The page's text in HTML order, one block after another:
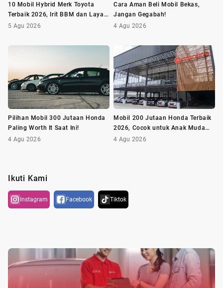
10 Mobil Hybrid Merk Toyota
Terbaik 2026, Irit BBM dan Layak
Dibeli
5 Agu 2026
Cara Aman Beli Mobil Bekas,
Jangan Gegabah!
4 Agu 2026
Pilihan Mobil 300 Jutaan Honda
Paling Worth It Saat Ini!
4 Agu 2026
Mobil 200 Jutaan Honda Terbaik
2026, Cocok untuk Anak Muda
dan Keluarga
4 Agu 2026
Ikuti Kami
Instagram Facebook Tiktok